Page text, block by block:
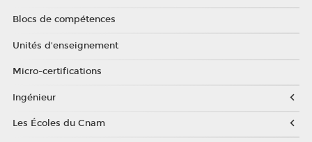
Blocs de compétences
Unités d'enseignement
Micro-certifications
Ingénieur
Les Écoles du Cnam